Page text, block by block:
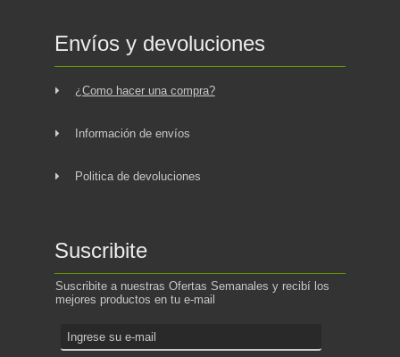
Envíos y devoluciones
¿Como hacer una compra?
Información de envíos
Politica de devoluciones
Suscribite
Suscribite a nuestras Ofertas Semanales y recibí los
mejores productos en tu e-mail